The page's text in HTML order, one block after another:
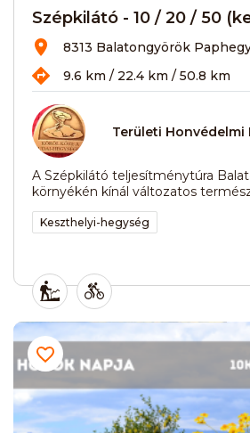
Szépkilátó - 10 / 20 / 50
8313 Balatongyörök
9.6 km / 22.4 km / 50.8 km
Területi Honvédelmi
A Szépkilátó teljesítménytúra
környékén kínál változatos
Keszthelyi-hegység